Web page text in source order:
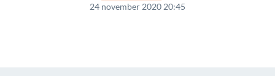
24 november 2020 20:45